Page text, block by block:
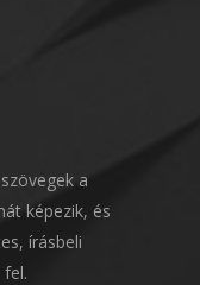
a
képezik, és
írásbeli